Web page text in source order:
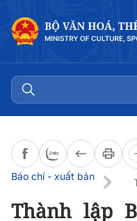
Báo chí - xuất bản
Thành lập
Đọc bài